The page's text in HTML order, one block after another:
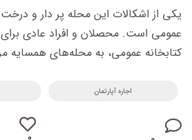
یکی از اشکالات این محله پر دار و
عمومی است. محصلان و افراد عادی برای
کتابخانه‌ عمومی، به محله‌های همسایه
اجاره آپارتمان